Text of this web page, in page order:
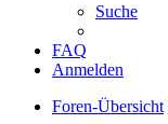
Suche
FAQ
Anmelden
Foren-Übersicht